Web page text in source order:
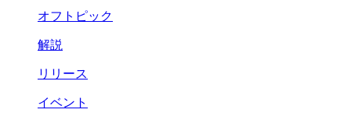
オフトピック
解説
リリース
イベント